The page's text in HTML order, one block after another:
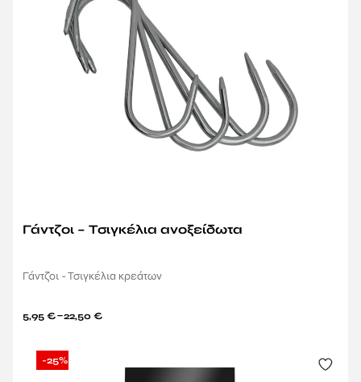
Γάντζοι – Τσιγκέλια ανοξείδωτα
Γάντζοι - Τσιγκέλια κρεάτων
5,95 €–22,50 €
-25%